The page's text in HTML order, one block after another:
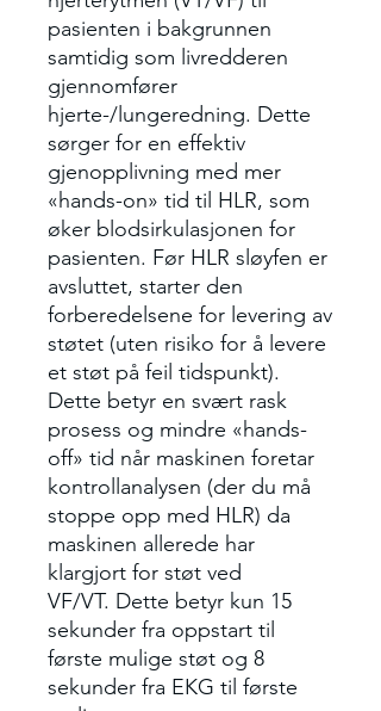
pasienten i bakgrunnen
samtidig som livredderen
gjennomfører
hjerte-/lungeredning. Dette
sørger for en effektiv
gjenopplivning med mer
«hands-on» tid til HLR, som
øker blodsirkulasjonen for
pasienten. Før HLR sløyfen er
avsluttet, starter den
forberedelsene for levering av
støtet (uten risiko for å levere
et støt på feil tidspunkt).
Dette betyr en svært rask
prosess og mindre «hands-
off» tid når maskinen foretar
kontrollanalysen (der du må
stoppe opp med HLR) da
maskinen allerede har
klargjort for støt ved
VF/VT. Dette betyr kun 15
sekunder fra oppstart til
første mulige støt og 8
sekunder fra EKG til første